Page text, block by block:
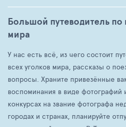
Большой путеводитель по
мира
У нас есть всё, из чего состоит
всех уголков мира, рассказы о
вопросы. Храните привезённые
воспоминания в виде фотографий
конкурсах на звание фотографа
городах и странах, планируйте